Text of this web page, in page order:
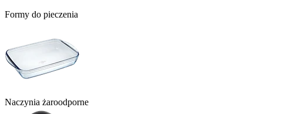
Formy do pieczenia
Naczynia żaroodporne